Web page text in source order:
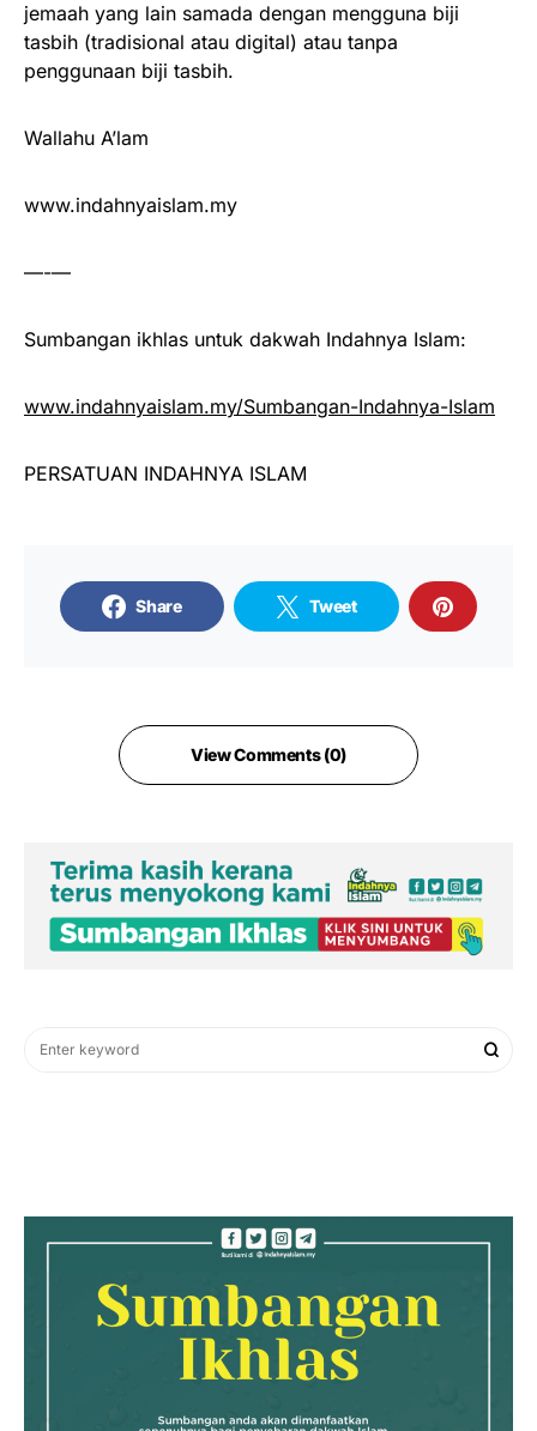
jemaah yang lain samada dengan mengguna biji
tasbih (tradisional atau digital) atau tanpa
penggunaan biji tasbih.
Wallahu A’lam
www.indahnyaislam.my
—-—
Sumbangan ikhlas untuk dakwah Indahnya Islam:
www.indahnyaislam.my/Sumbangan-Indahnya-Islam
PERSATUAN INDAHNYA ISLAM
Share Tweet
View Comments (0)